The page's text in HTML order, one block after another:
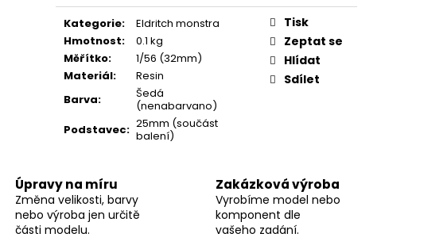
Kategorie:
Eldritch monstra
Hmotnost:
0.1 kg
Měřítko:
1/56 (32mm)
Materiál:
Resin
Barva:
Šedá
(nenabarvano)
Podstavec: 25mm (součást
balení)
Tisk
Zeptat se
Hlídat
Sdílet
Úpravy na míru
Změna velikosti, barvy
nebo výroba jen určitě
části modelu.
Zakázková výroba
Vyrobíme model nebo
komponent dle
vašeho zadání.